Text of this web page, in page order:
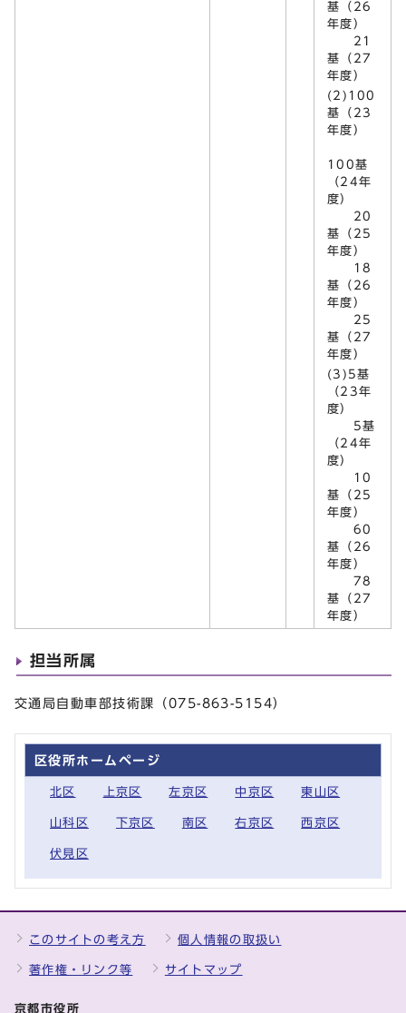
基（26
年度）
21
基（27
年度）
(2)100
基（23
年度）
100基
（24年
度）
20
基（25
年度）
18
基（26
年度）
25
基（27
年度）
(3)5基
（23年
度）
5基
（24年
度）
10
基（25
年度）
60
基（26
年度）
78
基（27
年度）
担当所属
交通局自動車部技術課（075-863-5154）
区役所ホームページ
北区 上京区 左京区 中京区 東山区
山科区 下京区 南区 右京区 西京区
伏見区
このサイトの考え方 個人情報の取扱い
著作権・リンク等 サイトマップ
京都市役所